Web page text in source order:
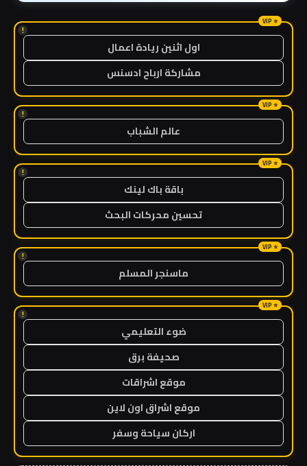
!
اول اثنين ريادة اعمال
مشاركة ارباح ادسنس
!
عالم الشباب
!
باقة باك لينك
تحسين محركات البحث
!
ماسنجر المسلم
!
ضوء التعليمي
صحيفة برق
موقع اشراقات
موقع اشراق اون لاين
اركان سياحة وسفر